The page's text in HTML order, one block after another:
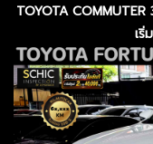
TOYOTA
เ